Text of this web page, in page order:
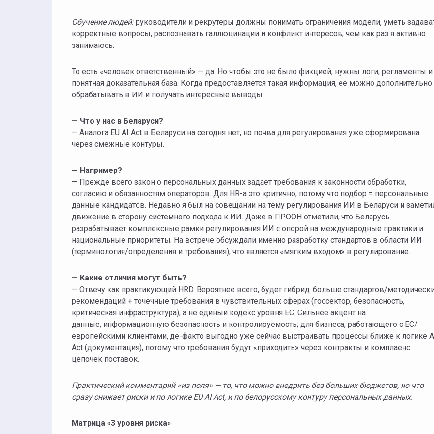
Обучение людей:руководители и рекрутеры должны понимать ограничения модели, уметь
корректные вопросы, распознавать галлюцинации и конфликт интересов, чем как раз я активно
занимаюсь.
То есть «человек ответственный» — да. Но чтобы это не было фикцией, нужны логи, регламенты и
понятная доказательная база. Когда предоставляется такая информация, ее можно дополнительно
обрабатывать в ИИ и получать интересные выводы.
— Что у нас в Беларуси?
— Аналога EU AI Act в Беларуси на сегодня нет, но почва для регулирования уже сформирована
через смежные контуры.
— Например?
— Прежде всего закон о персональных данных задает требования к законности обработки,
согласию и обязанностям операторов. Для HR-а это критично, потому что подбор = персональные
данные кандидатов. Недавно я был на совещании на тему регулирования ИИ в Беларуси и
движение в сторону системного подхода к ИИ. Даже в ПРООН отметили, что Беларусь
разрабатывает комплексные рамки регулирования ИИ с опорой на международные практики и
национальные приоритеты. На встрече обсуждали именно разработку стандартов в области ИИ
(терминология/определения и требования), что является «мягким входом» в регулирование.
— Какие отличия могут быть?
— Отвечу как практикующий HRD. Вероятнее всего, будет гибрид: больше стандартов/
рекомендаций + точечные требования в чувствительных сферах (госсектор, безопасность,
критическая инфраструктура), а не единый кодекс уровня ЕС. Сильнее акцент на
данные, информационную безопасность и контролируемость; для бизнеса, работающего с ЕС/
европейскими клиентами, де-факто выгодно уже сейчас выстраивать процессы ближе к логике
Act (документация), потому что требования будут «приходить» через контракты и комплаенс
цепочек поставок.
Практический комментарий «из поля» —то, что можно внедрить без больших бюджетов, но что
сразу снижает риски и по логике EU AI Act, и по белорусскому контуру персональных данных.
Матрица «3 уровня риска»